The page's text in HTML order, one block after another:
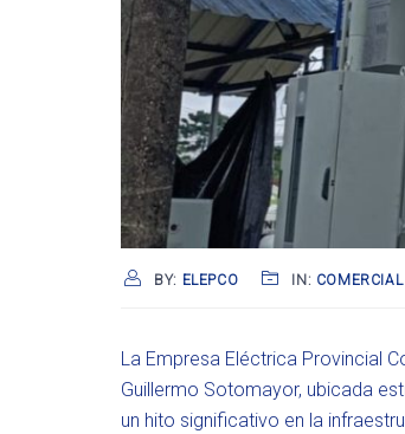
BY: ELEPCO IN: COMERCIAL
La Empresa Eléctrica Provincial
Guillermo Sotomayor, ubicada
un hito significativo en la